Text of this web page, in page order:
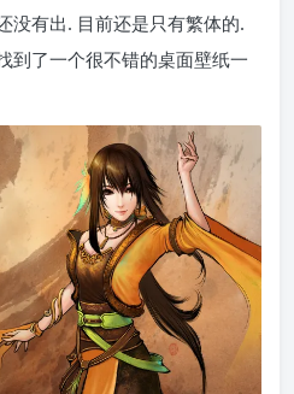
没有出. 目前还是只有繁体的.
到了一个很不错的桌面壁纸一